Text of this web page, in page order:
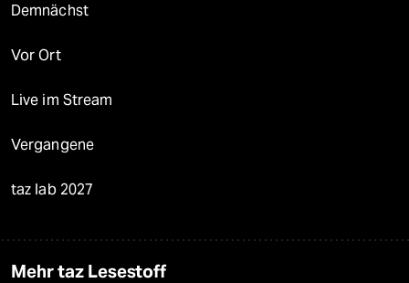
Demnächst
Vor Ort
Live im Stream
Vergangene
taz lab 2027
Mehr taz Lesestoff